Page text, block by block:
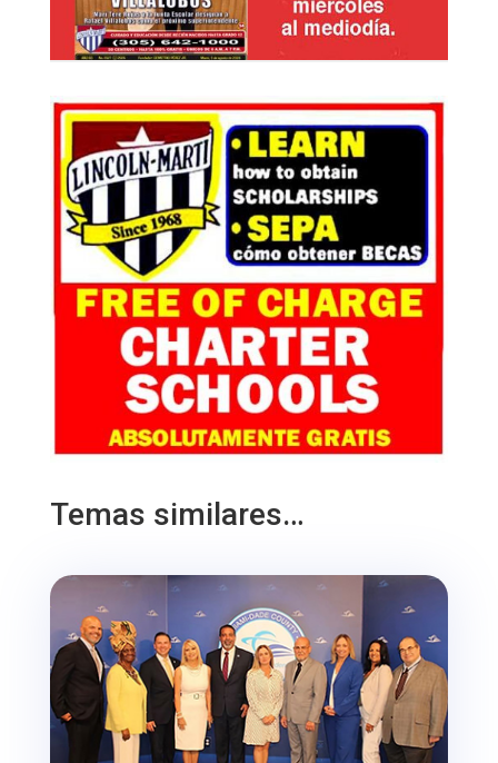
Temas similares…